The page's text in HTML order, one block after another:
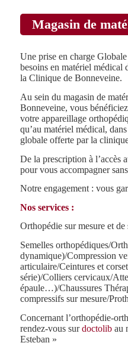
Magasin de
Une prise en charge
besoins en matériel médical
la Clinique de Bonneveine.
Au sein du magasin de
Bonneveine, vous
votre appareillage
qu’au matériel médical,
globale offerte par la
De la prescription à l’accès
pour vous accompagner
Notre engagement : vous
Nos services :
Orthopédie sur mesure et de
Semelles orthopédiques/
dynamique)/Compression
articulaire/Ceintures et
série)/Colliers cervicaux/
épaule…)/Chaussures
compressifs sur mesure/
Concernant l’orthopédie-
rendez-vous surdoctolibau
Esteban »